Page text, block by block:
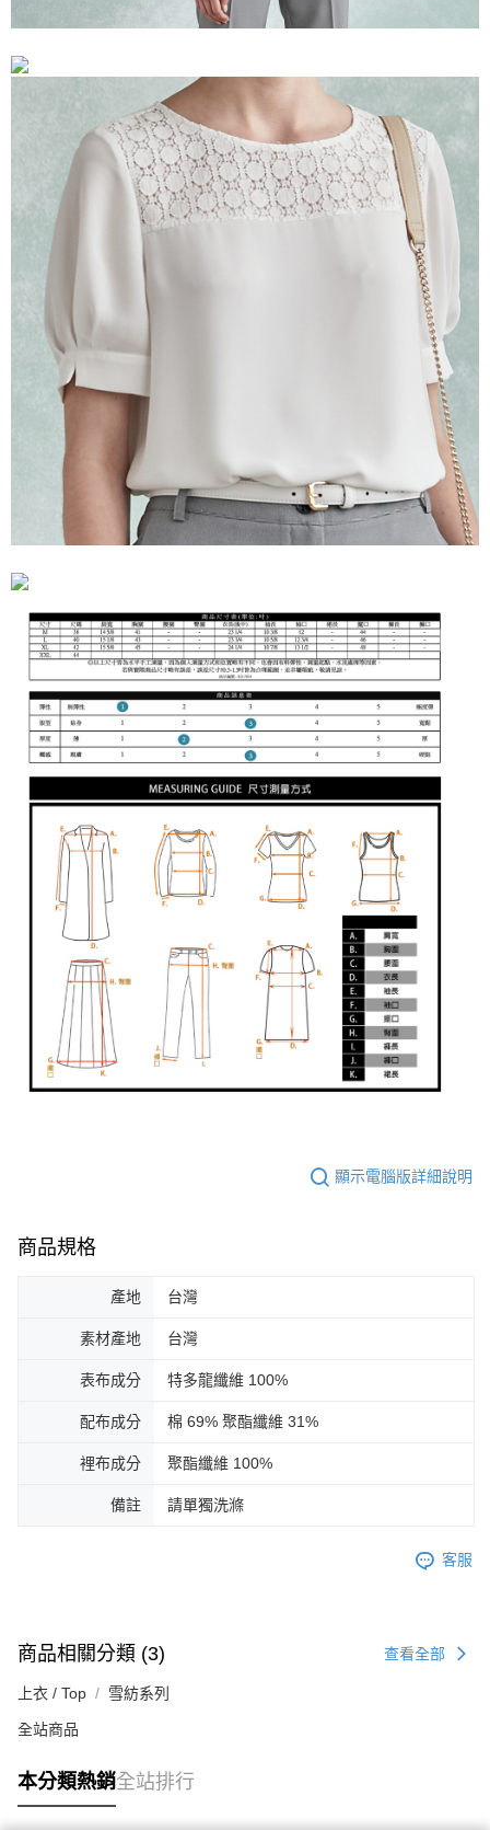
顯示電腦版詳細說明
商品規格
產地 台灣
素材產地 台灣
表布成分 特多龍纖維 100%
配布成分 棉 69% 聚酯纖維 31%
裡布成分 聚酯纖維 100%
備註 請單獨洗滌
客服
商品相關分類 (3) 查看全部
上衣 / Top 雪紡系列
全站商品
本分類熱銷全站排行